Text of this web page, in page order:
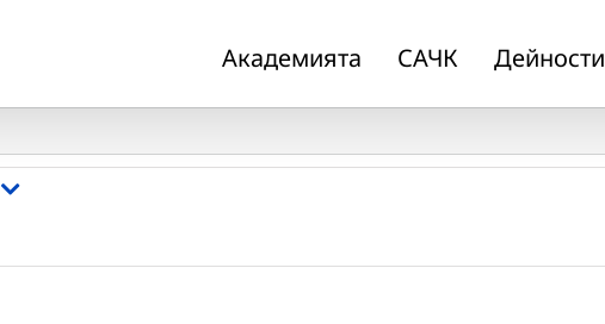
Академията САЧК Дейности